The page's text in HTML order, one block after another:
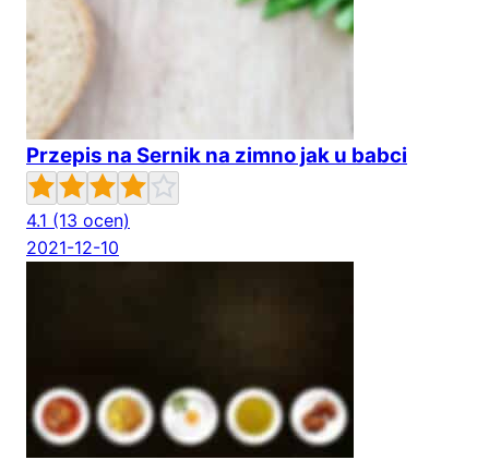
Przepis na Sernik na zimno jak u babci
4.1 (13 ocen)
2021-12-10